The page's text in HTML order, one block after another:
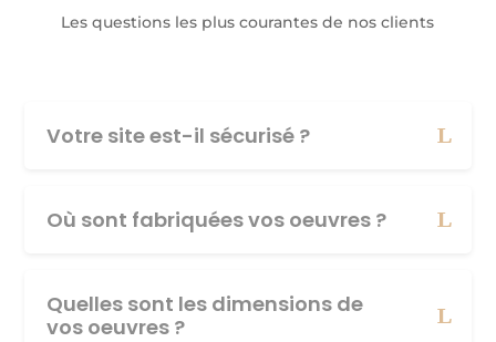
Les questions les plus courantes de nos clients
Votre site est-il sécurisé ?
Où sont fabriquées vos oeuvres ?
Quelles sont les dimensions de
vos oeuvres ?